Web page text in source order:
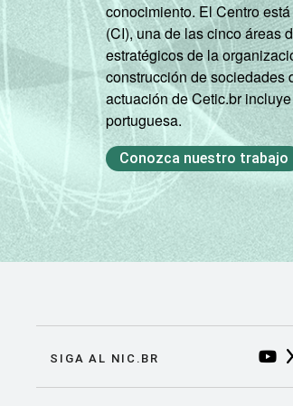
conocimiento. El Centro
(CI), una de las cinco áreas
estratégicos de la
construcción de sociedades
actuación de Cetic.br
portuguesa.
Conozca nuestro trabajo
SIGA AL NIC.BR